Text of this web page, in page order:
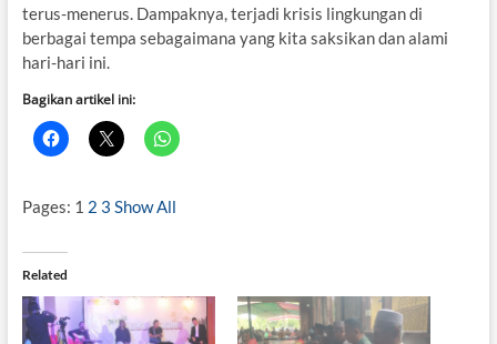
terus-menerus. Dampaknya, terjadi krisis lingkungan di
berbagai tempa sebagaimana yang kita saksikan dan alami
hari-hari ini.
Bagikan artikel ini:
Pages: 1 2 3 Show All
Related